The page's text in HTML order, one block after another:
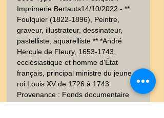
Imprimerie Bertauts14/10/2022 - **
Foulquier (1822-1896), Peintre,
graveur, illustrateur, dessinateur,
pastelliste, aquarelliste ** *André
Hercule de Fleury, 1653-1743,
ecclésiastique et homme d'État
français, principal ministre du jeune
roi Louis XV de 1726 à 1743.
Provenance : Fonds documentaire